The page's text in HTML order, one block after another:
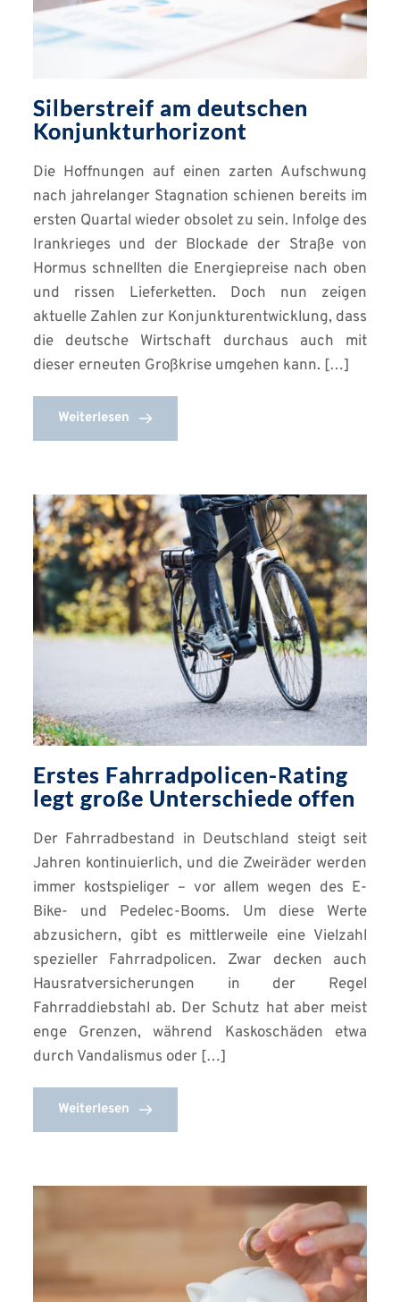
Silberstreif am deutschen
Konjunkturhorizont
Die Hoffnungen auf einen zarten Aufschwung
nach jahrelanger Stagnation schienen bereits im
ersten Quartal wieder obsolet zu sein. Infolge des
Irankrieges und der Blockade der Straße von
Hormus schnellten die Energiepreise nach oben
und rissen Lieferketten. Doch nun zeigen
aktuelle Zahlen zur Konjunkturentwicklung, dass
die deutsche Wirtschaft durchaus auch mit
dieser erneuten Großkrise umgehen kann. […]
Weiterlesen
Erstes Fahrradpolicen-Rating
legt große Unterschiede offen
Der Fahrradbestand in Deutschland steigt seit
Jahren kontinuierlich, und die Zweiräder werden
immer kostspieliger – vor allem wegen des E-
Bike- und Pedelec-Booms. Um diese Werte
abzusichern, gibt es mittlerweile eine Vielzahl
spezieller Fahrradpolicen. Zwar decken auch
Hausratversicherungen in der Regel
Fahrraddiebstahl ab. Der Schutz hat aber meist
enge Grenzen, während Kaskoschäden etwa
durch Vandalismus oder […]
Weiterlesen